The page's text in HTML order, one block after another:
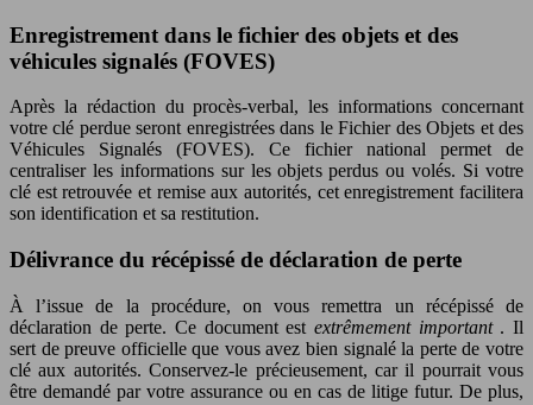
Enregistrement dans le fichier des objets et des
véhicules signalés (FOVES)
Après la rédaction du procès-verbal, les informations concernant
votre clé perdue seront enregistrées dans le Fichier des Objets et des
Véhicules Signalés (FOVES). Ce fichier national permet de
centraliser les informations sur les objets perdus ou volés. Si votre
clé est retrouvée et remise aux autorités, cet enregistrement facilitera
son identification et sa restitution.
Délivrance du récépissé de déclaration de perte
À l’issue de la procédure, on vous remettra un récépissé de
déclaration de perte. Ce document est extrêmement important . Il
sert de preuve officielle que vous avez bien signalé la perte de votre
clé aux autorités. Conservez-le précieusement, car il pourrait vous
être demandé par votre assurance ou en cas de litige futur. De plus,